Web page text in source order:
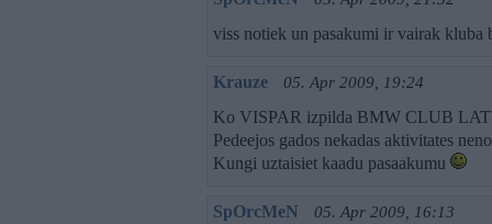
viss notiek un pasakumi ir vairak kluba
Krauze 05. Apr 2009, 19:24
Ko VISPAR izpilda BMW CLUB
Pedeejos gados nekadas aktivitates
Kungi uztaisiet kaadu pasaakumu
SpOrcMeN 05. Apr 2009, 16:13